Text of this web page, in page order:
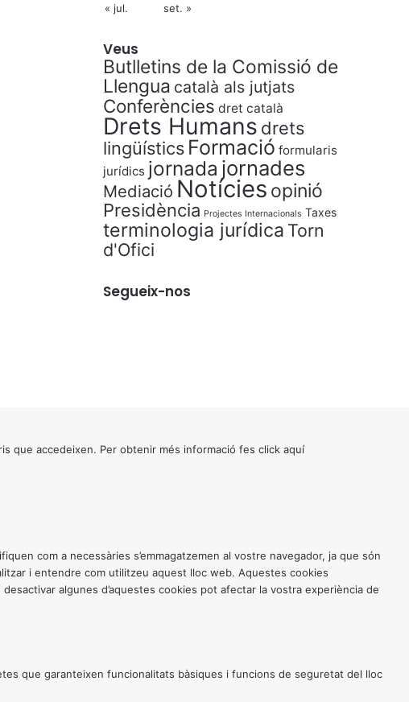
« jul.
set. »
Veus
Butlletins de la Comissió de
Llengua català als jutjats
Conferències dret català
Drets Humans drets
lingüístics Formació formularis
jurídics jornada jornades
Mediació Notícies opinió
Presidència Projectes Internacionals Taxes
terminologia jurídica Torn
d'Ofici
Segueix-nos
que accedeixen. Per obtenir més informació fes click aquí
com a necessàries s’emmagatzemen al vostre navegador, ja que són
i entendre com utilitzeu aquest lloc web. Aquestes cookies
algunes d’aquestes cookies pot afectar la vostra experiència de
que garanteixen funcionalitats bàsiques i funcions de seguretat del lloc